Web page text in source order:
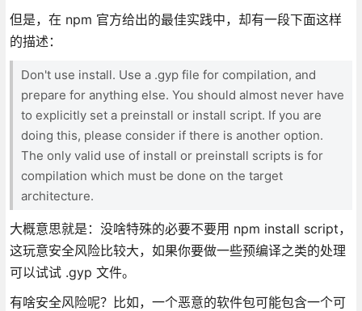
但是，在 npm 官方给出的最佳实践中，却有一段下面这样
的描述：
Don't use install. Use a .gyp file for compilation, and
prepare for anything else. You should almost never have
to explicitly set a preinstall or install script. If you are
doing this, please consider if there is another option.
The only valid use of install or preinstall scripts is for
compilation which must be done on the target
architecture.
大概意思就是：没啥特殊的必要不要用 npm install script，
这玩意安全风险比较大，如果你要做一些预编译之类的处理
可以试试 .gyp 文件。
有啥安全风险呢？比如，一个恶意的软件包可能包含一个可